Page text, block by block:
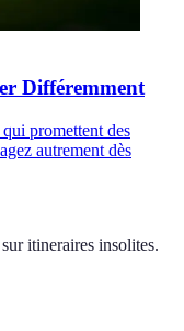
Différemment
promettent des
autrement dès
itineraires insolites.